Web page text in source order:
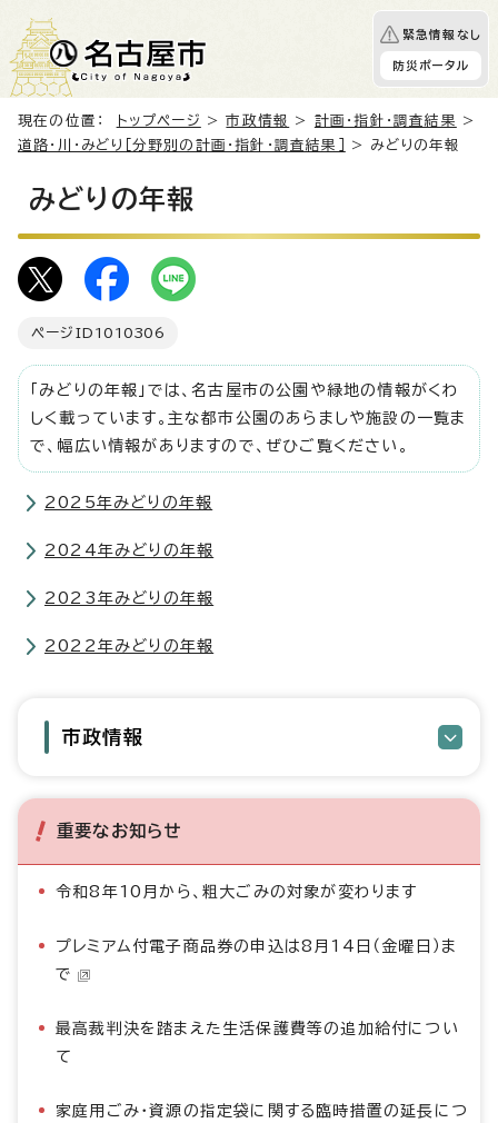
緊急情報なし
防災ポータル
現在の位置： トップページ >市政情報 > 計画・指針・調査結果
>
道路・川・みどり［分野別の計画・指針・調査結果］
> みどりの年報
みどりの年報
ページID 1010306
「みどりの年報」では、名古屋市の公園や緑地の情報がくわ
しく載っています。主な都市公園のあらましや施設の一覧ま
で、幅広い情報がありますので、ぜひご覧ください。
2025年みどりの年報
2024年みどりの年報
2023年みどりの年報
2022年みどりの年報
市政情報
重要なお知らせ
令和8年10月から、粗大ごみの対象が変わります
プレミアム付電子商品券の申込は8月14日（金曜日）ま
で
最高裁判決を踏まえた生活保護費等の追加給付につい
て
家庭用ごみ・資源の指定袋に関する臨時措置の延長につ